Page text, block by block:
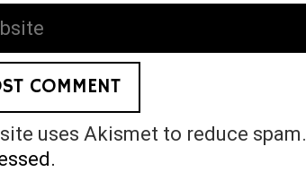
uses Akismet to reduce spam.